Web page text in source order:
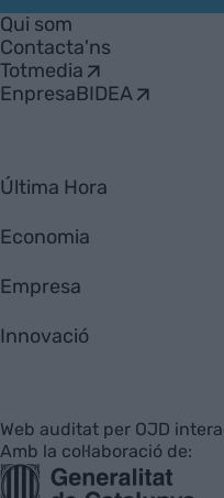
Empresa
Qui som
Contacta'ns
Totmedia
EnpresaBIDEA
Última Hora
Economia
Empresa
Innovació
Web auditat per OJD
Amb la col·laboració de: